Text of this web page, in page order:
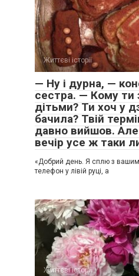
Життєві історії
— Ну і дурна, —
сестра. — Кому ти
дітьми? Ти хоч у
бачила? Твій
давно вийшов. Але
вечір усе ж таки
«Добрий день. Я сплю з
телефон у лівій руці, а
Життєві історії